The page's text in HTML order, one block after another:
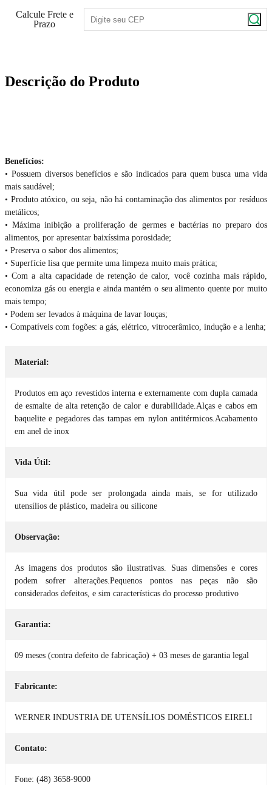
Calcule Frete e
Prazo
Descrição do Produto
Benefícios:
• Possuem diversos benefícios e são indicados para quem busca uma vida
mais saudável;
• Produto atóxico, ou seja, não há contaminação dos alimentos por resíduos
metálicos;
• Máxima inibição a proliferação de germes e bactérias no preparo dos
alimentos, por apresentar baixíssima porosidade;
• Preserva o sabor dos alimentos;
• Superfície lisa que permite uma limpeza muito mais prática;
• Com a alta capacidade de retenção de calor, você cozinha mais rápido,
economiza gás ou energia e ainda mantém o seu alimento quente por muito
mais tempo;
• Podem ser levados à máquina de lavar louças;
• Compatíveis com fogões: a gás, elétrico, vitrocerâmico, indução e a lenha;
Material:
Produtos em aço revestidos interna e externamente com dupla camada
de esmalte de alta retenção de calor e durabilidade.Alças e cabos em
baquelite e pegadores das tampas em nylon antitérmicos.Acabamento
em anel de inox
Vida Útil:
Sua vida útil pode ser prolongada ainda mais, se for utilizado
utensílios de plástico, madeira ou silicone
Observação:
As imagens dos produtos são ilustrativas. Suas dimensões e cores
podem sofrer alterações.Pequenos pontos nas peças não são
considerados defeitos, e sim características do processo produtivo
Garantia:
09 meses (contra defeito de fabricação) + 03 meses de garantia legal
Fabricante:
WERNER INDUSTRIA DE UTENSÍLIOS DOMÉSTICOS EIRELI
Contato:
Fone: (48) 3658-9000